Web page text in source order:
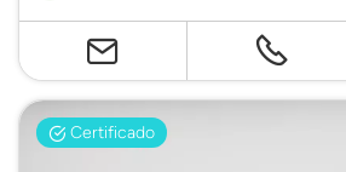
Certificado